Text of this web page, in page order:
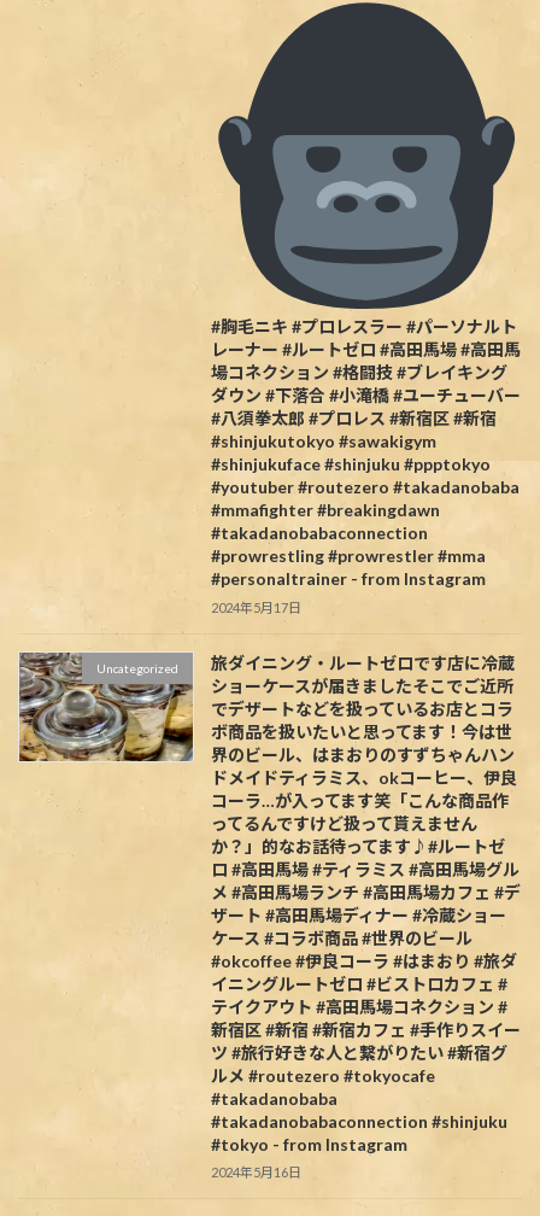
#胸毛ニキ #プロレスラー #パーソナルト
レーナー #ルートゼロ #高田馬場 #高田馬
場コネクション #格闘技 #ブレイキング
ダウン #下落合 #小滝橋 #ユーチューバー
#八須拳太郎 #プロレス #新宿区 #新宿
#shinjukutokyo #sawakigym
#shinjukuface #shinjuku #ppptokyo
#youtuber #routezero #takadanobaba
#mmafighter #breakingdawn
#takadanobabaconnection
#prowrestling #prowrestler #mma
#personaltrainer - from Instagram
2024年5月17日
Uncategorized
旅ダイニング・ルートゼロです️店に冷蔵
ショーケースが届きましたそこでご近所
でデザートなどを扱っているお店とコラ
ボ商品を扱いたいと思ってます！今は世
界のビール、はまおりのすずちゃんハン
ドメイドティラミス、okコーヒー、伊良
コーラ…が入ってます笑「こんな商品作
ってるんですけど扱って貰えません
か？」的なお話待ってます♪#ルートゼ
ロ #高田馬場 #ティラミス #高田馬場グル
メ #高田馬場ランチ #高田馬場カフェ #デ
ザート #高田馬場ディナー #冷蔵ショー
ケース #コラボ商品 #世界のビール
#okcoffee #伊良コーラ #はまおり #旅ダ
イニングルートゼロ #ビストロカフェ #
テイクアウト #高田馬場コネクション #
新宿区 #新宿 #新宿カフェ #手作りスイー
ツ #旅行好きな人と繋がりたい #新宿グ
ルメ #routezero #tokyocafe
#takadanobaba
#takadanobabaconnection #shinjuku
#tokyo - from Instagram
2024年5月16日